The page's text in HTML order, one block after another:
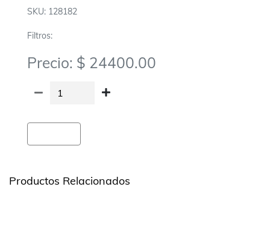
SKU: 128182
Filtros:
Precio: $ 24400.00
Productos Relacionados